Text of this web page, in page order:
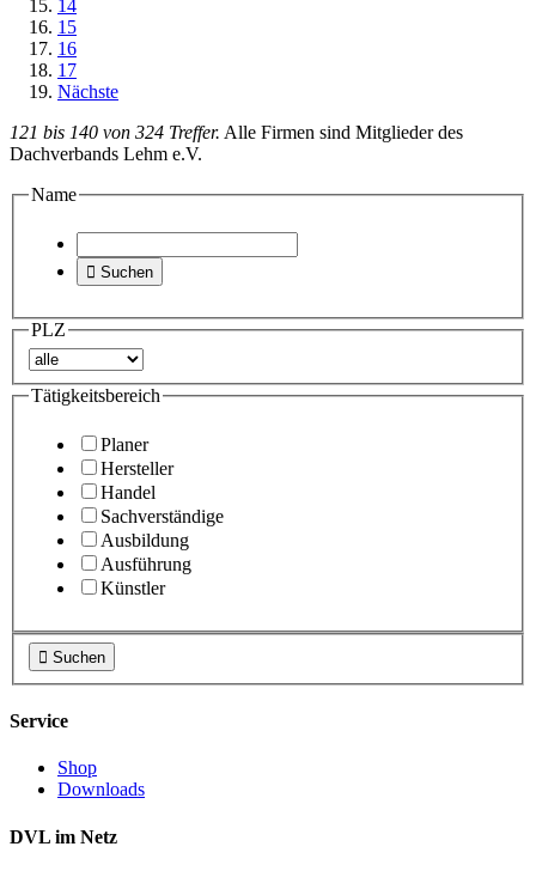
14
15
16
17
Nächste
121 bis 140 von 324 Treffer. Alle Firmen sind Mitglieder des
Dachverbands Lehm e.V.
Name
 Suchen
PLZ
Tätigkeitsbereich
Planer
Hersteller
Handel
Sachverständige
Ausbildung
Ausführung
Künstler
 Suchen
Service
Shop
Downloads
DVL im Netz